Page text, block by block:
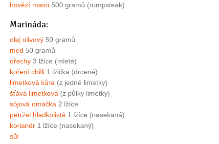
hovězí maso 500 gramů (rumpsteak)
Marináda:
olej olivový 50 gramů
med 50 gramů
ořechy 3 lžíce (mleté)
koření chilli 1 lžička (drcené)
limetková kůra (z jedné limetky)
šťáva limetková (z půlky limetky)
sójová omáčka 2 lžíce
petržel hladkolistá 1 lžíce (nasekaná)
koriandr 1 lžíce (nasekaný)
sůl